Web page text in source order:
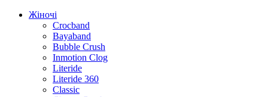
Жіночі
Crocband
Bayaband
Bubble Crush
Inmotion Clog
Literide
Literide 360
Classic